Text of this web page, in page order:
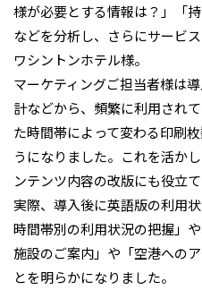
様が必要とする情報は？」「
などを分析し、さらにサービ
ワシントンホテル様。
マーケティングご担当者様は
計などから、頻繁に利用され
た時間帯によって変わる印刷
うになりました。これを活か
ンテンツ内容の改版にも役立
実際、導入後に英語版の利用
時間帯別の利用状況の把握」
施設のご案内」や「空港への
とを明らかになりました。